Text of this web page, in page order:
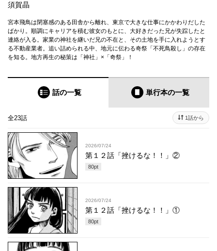
須賀晶
宮本飛鳥は閉塞感のある田舎から離れ、東京で大きな仕事にかかわりだした
ばかり。順調にキャリアを積む彼女のもとに、大好きだった兄が失踪したと
連絡が入る。家業の神社を継いだ兄の不在と、その土地を手に入れようとす
る不動産業者。追い詰められる中、地元に伝わる奇祭「不死鳥殺し」の存在
を知る。地方再生の秘策は「神社」×「奇祭」！
話の一覧 単行本の一覧
全23話 1話から
2026/07/24
第１２話「挫けるな！！」②
80pt
2026/07/24
第１２話「挫けるな！！」①
80pt